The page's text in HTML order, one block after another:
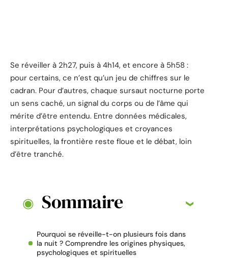
Se réveiller à 2h27, puis à 4h14, et encore à 5h58 :
pour certains, ce n’est qu’un jeu de chiffres sur le
cadran. Pour d’autres, chaque sursaut nocturne porte
un sens caché, un signal du corps ou de l’âme qui
mérite d’être entendu. Entre données médicales,
interprétations psychologiques et croyances
spirituelles, la frontière reste floue et le débat, loin
d’être tranché.
Sommaire
Pourquoi se réveille-t-on plusieurs fois dans
la nuit ? Comprendre les origines physiques,
psychologiques et spirituelles